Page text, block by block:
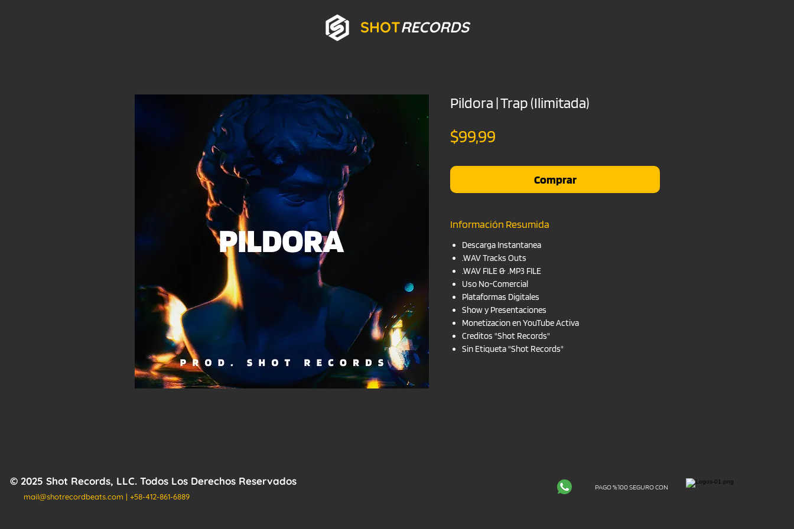
SHOTRECORDS
Pildora | Trap (Ilimitada)
$99,99
Comprar
Información Resumida
Descarga Instantanea
.WAV Tracks Outs
.WAV FILE & .MP3 FILE
Uso No-Comercial
Plataformas Digitales
Show y Presentaciones
Monetizacion en YouTube Activa
Creditos "Shot Records"
Sin Etiqueta "Shot Records"
© 2025 Shot Records, LLC. Todos Los Derechos Reservados
mail@shotrecordbeats.com | +58-412-861-6889
PAGO %100 SEGURO CON